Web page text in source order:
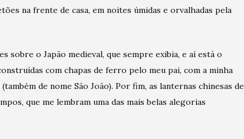
na frente de casa, em noites úmidas e orvalhadas pela
sobre o Japão medieval, que sempre exibia, e aí está o
com chapas de ferro pelo meu pai, com a minha
de nome São João). Por fim, as lanternas chinesas de
que me lembram uma das mais belas alegorias